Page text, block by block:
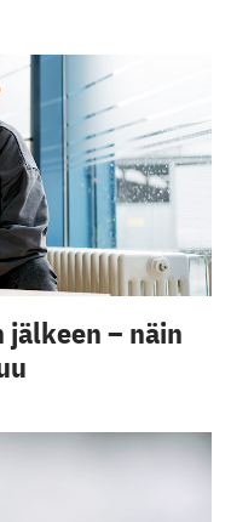
– näin